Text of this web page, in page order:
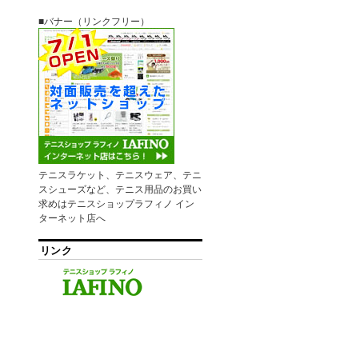
■バナー（リンクフリー）
テニスラケット、テニスウェア、テニ
スシューズなど、テニス用品のお買い
求めはテニスショップラフィノ イン
ターネット店へ
リンク